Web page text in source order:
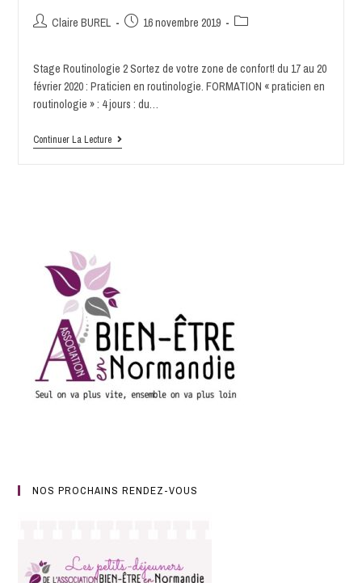
Claire BUREL 16 novembre 2019
Stage Routinologie 2 Sortez de votre zone de confort! du 17 au 20
février 2020 : Praticien en routinologie. FORMATION « praticien en
routinologie » : 4 jours : du…
Continuer La Lecture
NOS PROCHAINS RENDEZ-VOUS